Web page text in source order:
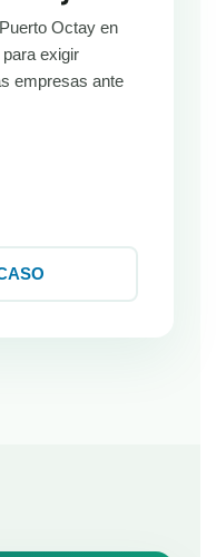
Octay en
exigir
empresas ante